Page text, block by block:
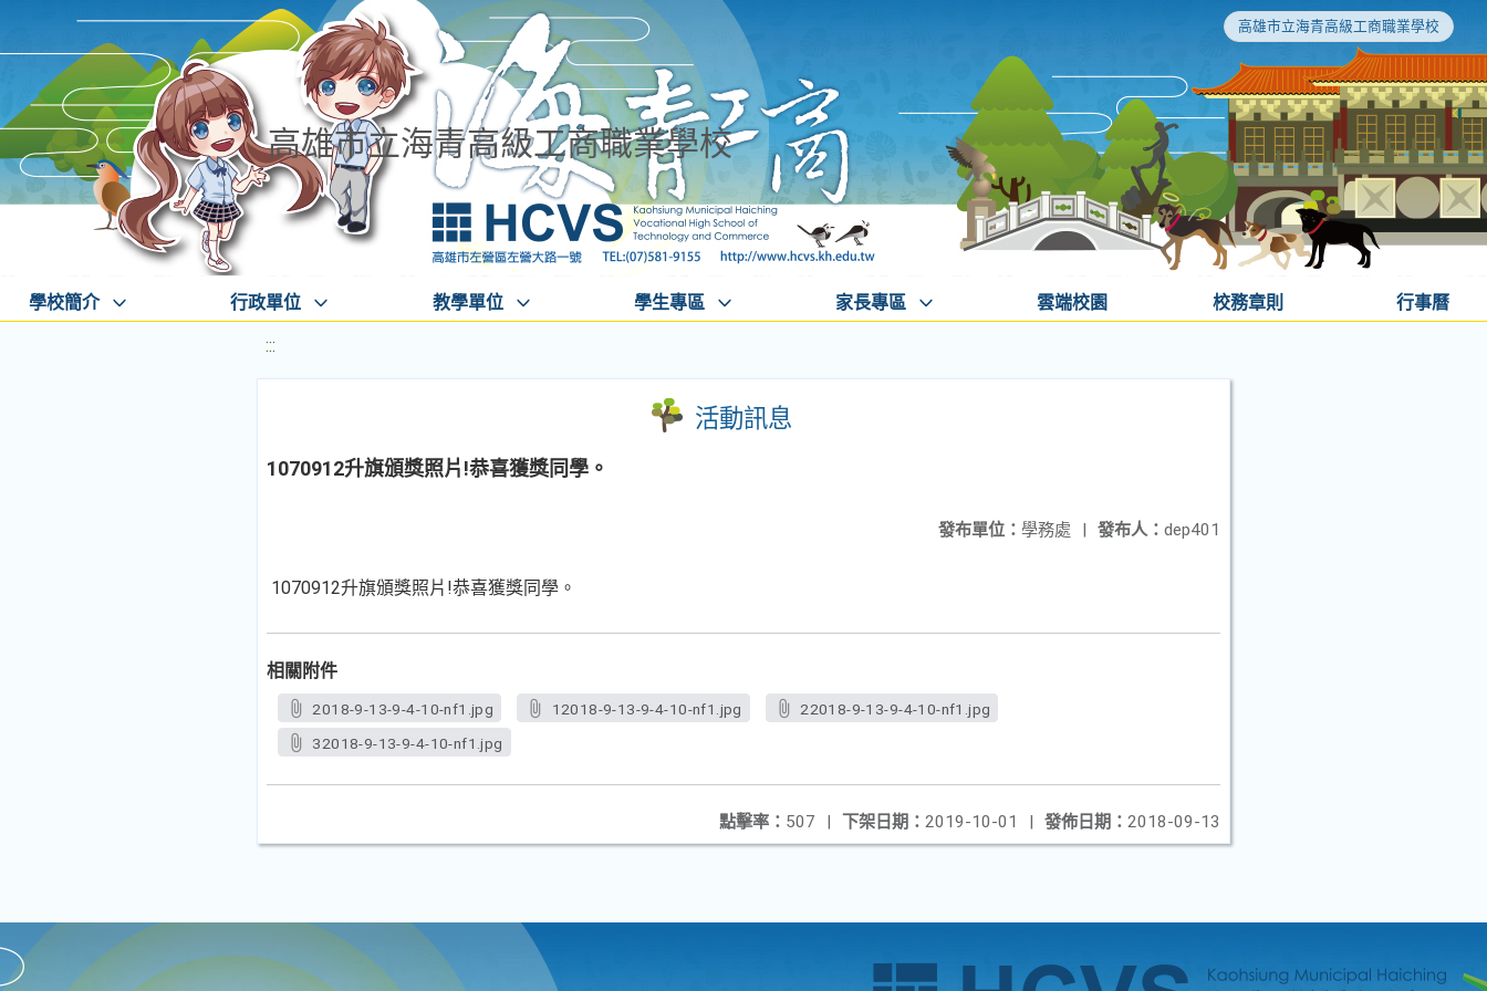
高雄市立海青高級工商職業學校
高雄市立海青高級工商職業學校
學校簡介 行政單位 教學單位 學生專區 家長專區 雲端校園 校務章則 行事曆
:::
活動訊息
1070912升旗頒獎照片!恭喜獲獎同學。
發布人： dep401
發布單位： 學務處 |
1070912升旗頒獎照片!恭喜獲獎同學。
相關附件
2018-9-13-9-4-10-nf1.jpg 12018-9-13-9-4-10-nf1.jpg
22018-9-13-9-4-10-nf1.jpg
32018-9-13-9-4-10-nf1.jpg
發佈日期： 2018-09-13
下架日期： 2019-10-01 |
點擊率： 507 |